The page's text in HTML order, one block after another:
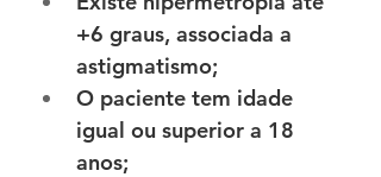
+6 graus, associada a
astigmatismo;
O paciente tem idade
igual ou superior a 18
anos;